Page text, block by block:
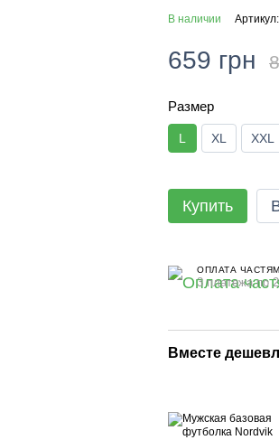
В наличии
659 грн
Размер
L XL XXL
Купить
ОПЛАТА
3 платежа по
Вместе